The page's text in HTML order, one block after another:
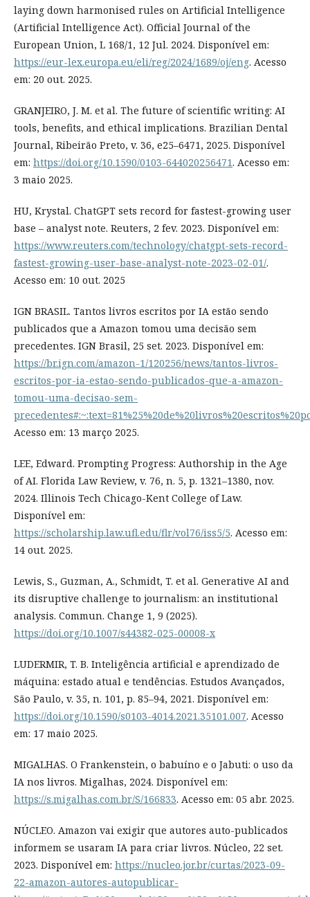
laying down harmonised rules on Artificial Intelligence
(Artificial Intelligence Act). Official Journal of the
European Union, L 168/1, 12 Jul. 2024. Disponível em:
https://eur-lex.europa.eu/eli/reg/2024/1689/oj/eng. Acesso
em: 20 out. 2025.
GRANJEIRO, J. M. et al. The future of scientific writing: AI
tools, benefits, and ethical implications. Brazilian Dental
Journal, Ribeirão Preto, v. 36, e25–6471, 2025. Disponível
em: https://doi.org/10.1590/0103-644020256471. Acesso em:
3 maio 2025.
HU, Krystal. ChatGPT sets record for fastest-growing user
base – analyst note. Reuters, 2 fev. 2023. Disponível em:
https://www.reuters.com/technology/chatgpt-sets-record-
fastest-growing-user-base-analyst-note-2023-02-01/.
Acesso em: 10 out. 2025
IGN BRASIL. Tantos livros escritos por IA estão sendo
publicados que a Amazon tomou uma decisão sem
precedentes. IGN Brasil, 25 set. 2023. Disponível em:
https://br.ign.com/amazon-1/120256/news/tantos-livros-
escritos-por-ia-estao-sendo-publicados-que-a-amazon-
tomou-uma-decisao-sem-
Acesso em: 13 março 2025.
LEE, Edward. Prompting Progress: Authorship in the Age
of AI. Florida Law Review, v. 76, n. 5, p. 1321–1380, nov.
2024. Illinois Tech Chicago-Kent College of Law.
Disponível em:
https://scholarship.law.ufl.edu/flr/vol76/iss5/5. Acesso em:
14 out. 2025.
Lewis, S., Guzman, A., Schmidt, T. et al. Generative AI and
its disruptive challenge to journalism: an institutional
analysis. Commun. Change 1, 9 (2025).
https://doi.org/10.1007/s44382-025-00008-x
LUDERMIR, T. B. Inteligência artificial e aprendizado de
máquina: estado atual e tendências. Estudos Avançados,
São Paulo, v. 35, n. 101, p. 85–94, 2021. Disponível em:
https://doi.org/10.1590/s0103-4014.2021.35101.007. Acesso
em: 17 maio 2025.
MIGALHAS. O Frankenstein, o babuíno e o Jabuti: o uso da
IA nos livros. Migalhas, 2024. Disponível em:
https://s.migalhas.com.br/S/166833. Acesso em: 05 abr. 2025.
NÚCLEO. Amazon vai exigir que autores auto-publicados
informem se usaram IA para criar livros. Núcleo, 22 set.
2023. Disponível em: https://nucleo.jor.br/curtas/2023-09-
22-amazon-autores-autopublicar-